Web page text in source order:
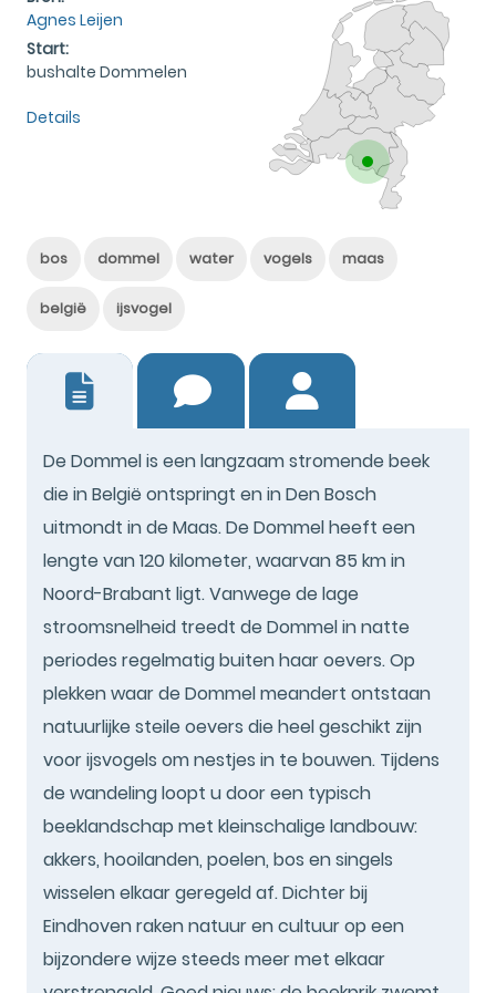
Agnes Leijen
Start:
bushalte Dommelen
Details
bos dommel water vogels maas
belgië ijsvogel
De Dommel is een langzaam stromende beek
die in België ontspringt en in Den Bosch
uitmondt in de Maas. De Dommel heeft een
lengte van 120 kilometer, waarvan 85 km in
Noord-Brabant ligt. Vanwege de lage
stroomsnelheid treedt de Dommel in natte
periodes regelmatig buiten haar oevers. Op
plekken waar de Dommel meandert ontstaan
natuurlijke steile oevers die heel geschikt zijn
voor ijsvogels om nestjes in te bouwen. Tijdens
de wandeling loopt u door een typisch
beeklandschap met kleinschalige landbouw:
akkers, hooilanden, poelen, bos en singels
wisselen elkaar geregeld af. Dichter bij
Eindhoven raken natuur en cultuur op een
bijzondere wijze steeds meer met elkaar